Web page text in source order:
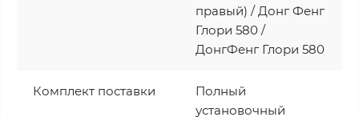
правый) / Донг Фенг
Глори 580 /
ДонгФенг Глори 580
Комплект поставки
Полный
установочный